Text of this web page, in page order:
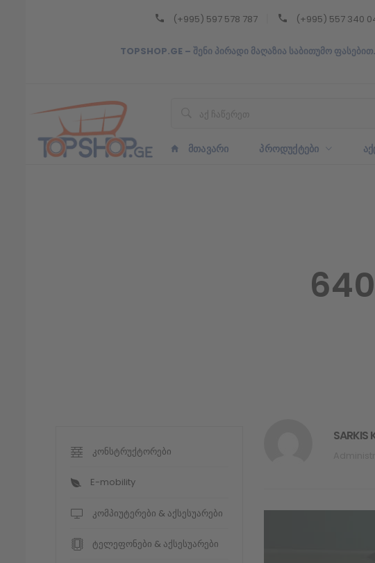
(+995) 597 578 787 (+995) 557 340
TOPSHOP.GE – შენი პირადი მაღაზია საბითუმო
ᲛᲗᲐᲕᲐᲠᲘ ᲞᲠᲝᲓᲣᲥᲢᲔᲑᲘ
SARKIS
კონსტრუქტორები
E-mobility
კომპიუტერები & აქსესუარები
ტელეფონები & აქსესუარები